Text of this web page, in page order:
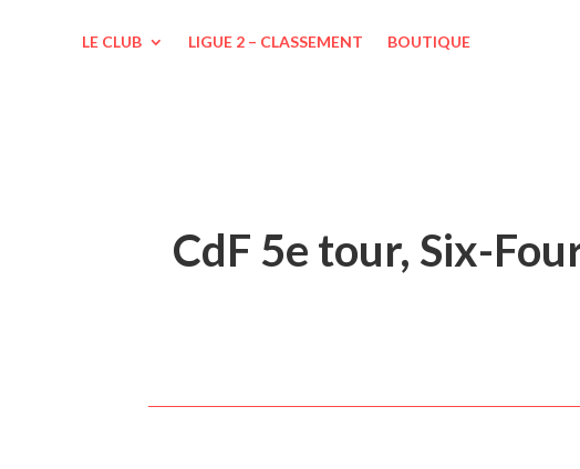
LE CLUB LIGUE 2 – CLASSEMENT BOUTIQUE
CdF 5e tour, Six-